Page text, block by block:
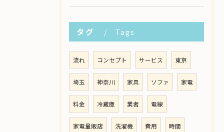
タグ Tags
流れ コンセプト サービス 東京
埼玉 神奈川 家具 ソファ 家電
料金 冷蔵庫 業者 電線
家電量販店 洗濯機 費用 時間